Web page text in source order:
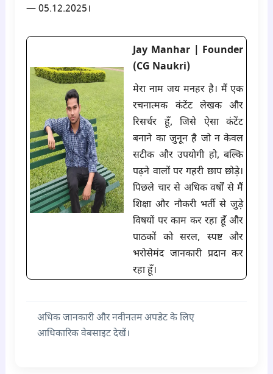
— 05.12.2025।
Jay Manhar | Founder
(CG Naukri)
मेरा नाम जय मनहर है। मैं एक
रचनात्मक कंटेंट लेखक और
रिसर्चर हूँ, जिसे ऐसा कंटेंट
बनाने का जुनून है जो न केवल
सटीक और उपयोगी हो, बल्कि
पढ़ने वालों पर गहरी छाप छोड़े।
पिछले चार से अधिक वर्षों से मैं
शिक्षा और नौकरी भर्ती से जुड़े
विषयों पर काम कर रहा हूँ और
पाठकों को सरल, स्पष्ट और
भरोसेमंद जानकारी प्रदान कर
रहा हूँ।
अधिक जानकारी और नवीनतम अपडेट के लिए
आधिकारिक वेबसाइट देखें।